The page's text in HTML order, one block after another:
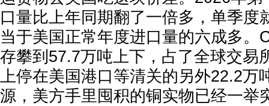
口量比上年同期翻了一倍多，单季度
当于美国正常年度进口量的六成多。
存攀到57.7万吨上下，占了全球交易
上停在美国港口等清关的另外22.2万
源，美方手里囤积的铜实物已经一举